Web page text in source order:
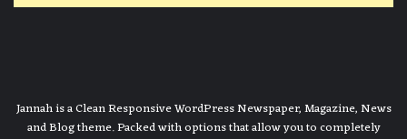
Jannah is a Clean Responsive WordPress Newspaper, Magazine, News
and Blog theme. Packed with options that allow you to completely